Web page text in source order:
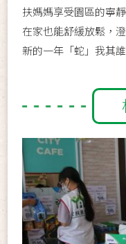
扶媽媽享受園區的寧
在家也能舒緩放鬆，
新的一年「蛇」我其誰